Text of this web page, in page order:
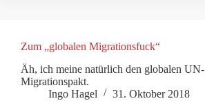
Zum „globalen Migrationsfuck“
Äh, ich meine natürlich den globalen UN-
Migrationspakt.
Ingo Hagel
31. Oktober 2018